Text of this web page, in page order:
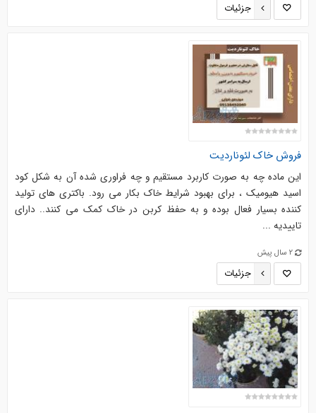
جزئیات
فروش خاک لئوناردیت
این ماده چه به صورت کاربرد مستقیم و چه فراوری شده آن به شکل کود
اسید هیومیک ، برای بهبود شرایط خاک بکار می رود. باکتری های تولید
کننده بسیار فعال بوده و به حفظ کربن در خاک کمک می کنند.. دارای
تاییدیه ...
2 سال پیش
جزئیات